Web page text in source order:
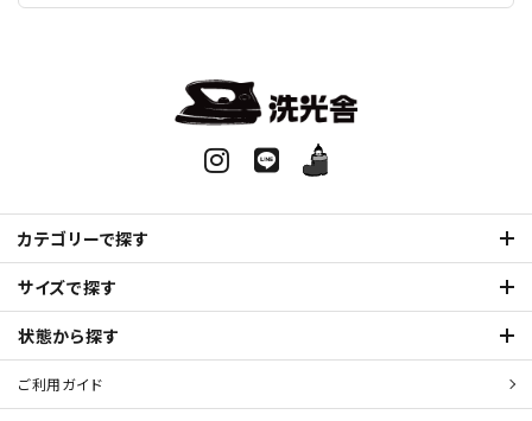
カテゴリーで探す
サイズで探す
状態から探す
ご利用ガイド